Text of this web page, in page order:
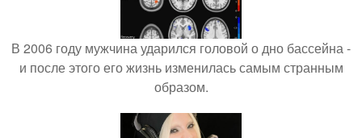
В 2006 году мужчина ударился головой о дно бассейна -
и после этого его жизнь изменилась самым странным
образом.